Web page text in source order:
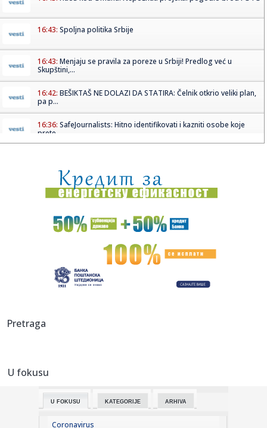
16:43: Spoljna politika Srbije
16:43: Menjaju se pravila za poreze u Srbiji! Predlog već u
Skupštini,...
16:42: BEŠIKTAŠ NE DOLAZI DA STATIRA: Čelnik otkrio veliki plan,
pa p...
16:36: SafeJournalists: Hitno identifikovati i kazniti osobe koje
prete ...
16:32:Fudbal: Radnik na teškom iskušenju u Novom Sadu
16:31:Bivša Gučijeva žena hitno hospitalizovana; Pozlilo joj na
odmo...
Mitropolit niški Arsenije na proslavi Preobraženja
16:30:„Zlatni puž“ praznik animacije u Vranju
16:26:
16:25:
Cirkus – Kanter i Vajt hoće u WNBA: "Demonizacija grupe
Pretraga
U fokusu
U FOKUSU KATEGORIJE ARHIVA
Coronavirus